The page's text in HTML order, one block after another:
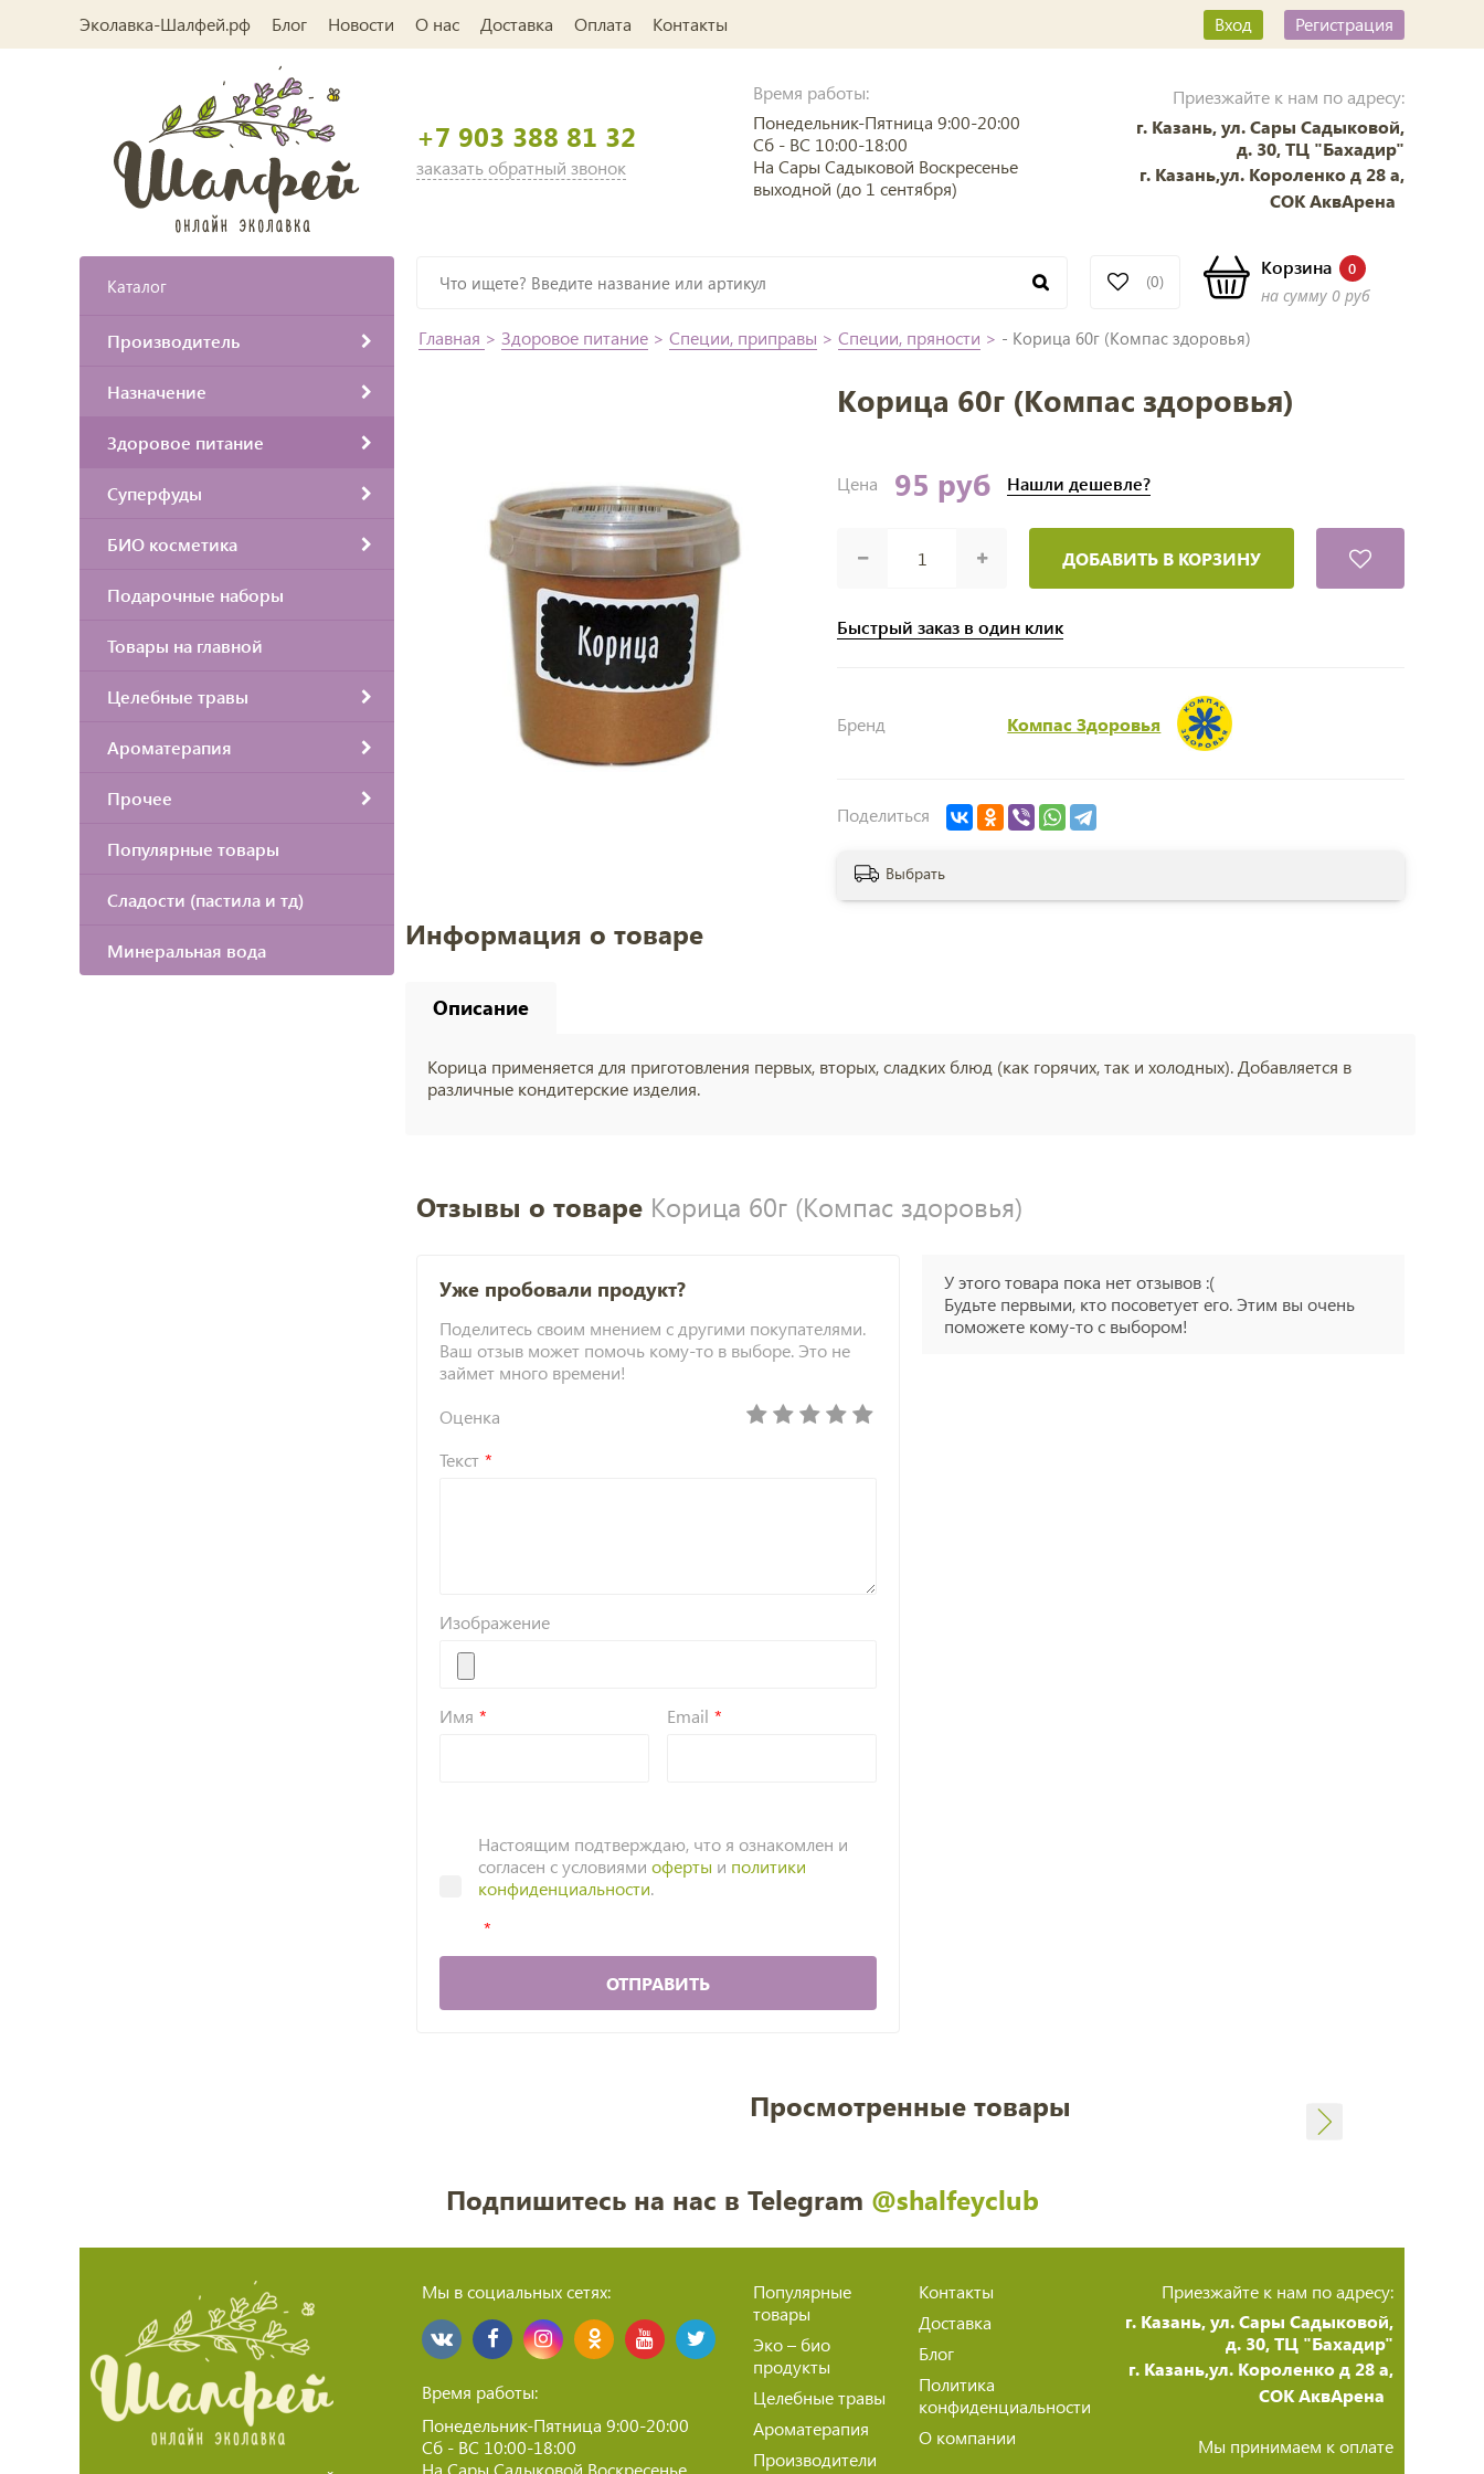
Эколавка-Шалфей.рф Блог Новости О нас Доставка Оплата Контакты Вход Регистрация
+7 903 388 81 32
заказать обратный звонок
Время работы:
Понедельник-Пятница 9:00-20:00
Сб - ВС 10:00-18:00
На Сары Садыковой Воскресенье
выходной (до 1 сентября)
Приезжайте к нам по адресу:
г. Казань, ул. Сары Садыковой,
д. 30, ТЦ "Бахадир"
г. Казань,ул. Короленко д 28 а,
СОК АквАрена
(0)
Корзина 0
на сумму 0 руб
Каталог
Производитель
Назначение
Здоровое питание
Суперфуды
БИО косметика
Подарочные наборы
Товары на главной
Целебные травы
Ароматерапия
Прочее
Популярные товары
Сладости (пастила и тд)
Минеральная вода
Главная > Здоровое питание > Специи, приправы > Специи, пряности > - Корица 60г (Компас здоровья)
Корица 60г (Компас здоровья)
Цена 95 руб Нашли дешевле?
ДОБАВИТЬ В КОРЗИНУ
Быстрый заказ в один клик
Бренд Компас Здоровья
Поделиться
Выбрать
Информация о товаре
Описание
Корица применяется для приготовления первых, вторых, сладких блюд (как горячих, так и холодных). Добавляется в
различные кондитерские изделия.
Отзывы о товаре Корица 60г (Компас здоровья)
Уже пробовали продукт?
Поделитесь своим мнением с другими покупателями.
Ваш отзыв может помочь кому-то в выборе. Это не
займет много времени!
Оценка
Текст
Изображение
Имя Email
Настоящим подтверждаю, что я ознакомлен и
согласен с условиями оферты и политики
конфиденциальности.
ОТПРАВИТЬ
У этого товара пока нет отзывов :(
Будьте первыми, кто посоветует его. Этим вы очень
поможете кому-то с выбором!
Просмотренные товары
Подпишитесь на нас в Telegram @shalfeyclub
Мы в социальных сетях:
Время работы:
Понедельник-Пятница 9:00-20:00
Сб - ВС 10:00-18:00
На Сары Садыковой Воскресенье
Популярные
товары
Эко – био
продукты
Целебные травы
Ароматерапия
Производители
Контакты
Доставка
Блог
Политика
конфиденциальности
О компании
Приезжайте к нам по адресу:
г. Казань, ул. Сары Садыковой,
д. 30, ТЦ "Бахадир"
г. Казань,ул. Короленко д 28 а,
СОК АквАрена
Мы принимаем к оплате